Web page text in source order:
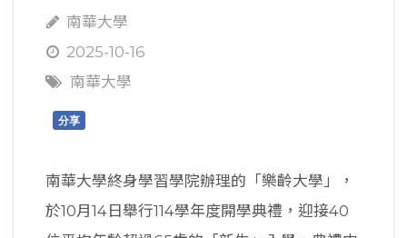
南華大學
2025-10-16
南華大學
分享
南華大學終身學習學院辦理的「樂齡大學」，
於10月14日舉行114學年度開學典禮，迎接40